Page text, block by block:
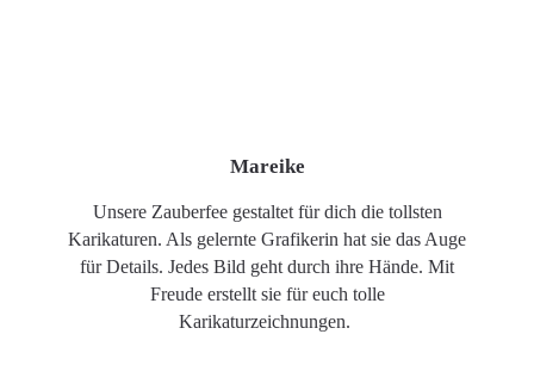
Mareike
Unsere Zauberfee gestaltet für dich die tollsten
Karikaturen. Als gelernte Grafikerin hat sie das Auge
für Details. Jedes Bild geht durch ihre Hände. Mit
Freude erstellt sie für euch tolle
Karikaturzeichnungen.